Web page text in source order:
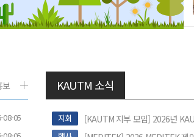
보
08-05
KAUTM 소식
지회 [KAUTM 지부 모임] 2026년